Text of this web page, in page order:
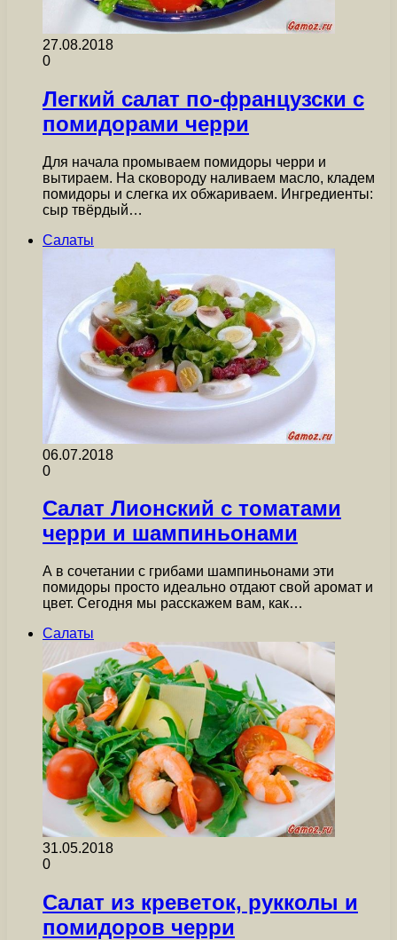
27.08.2018
0
Легкий салат по-французски с
помидорами черри
Для начала промываем помидоры черри и
вытираем. На сковороду наливаем масло, кладем
помидоры и слегка их обжариваем. Ингредиенты:
сыр твёрдый…
Салаты
06.07.2018
0
Салат Лионский с томатами
черри и шампиньонами
А в сочетании с грибами шампиньонами эти
помидоры просто идеально отдают свой аромат и
цвет. Сегодня мы расскажем вам, как…
Салаты
31.05.2018
0
Салат из креветок, рукколы и
помидоров черри